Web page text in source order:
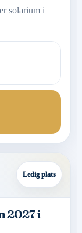
solarium i
Ledig plats
2027 i